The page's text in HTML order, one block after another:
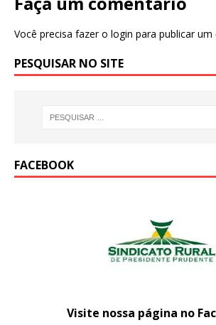
Você precisa fazer o login para publicar
PESQUISAR NO SITE
FACEBOOK
Visite nossa página no